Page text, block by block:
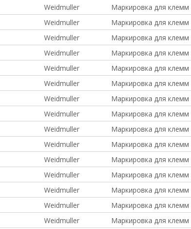
Weidmuller Маркировка для клемм
Weidmuller Маркировка для клемм
Weidmuller Маркировка для клемм
Weidmuller Маркировка для клемм
Weidmuller Маркировка для клемм
Weidmuller Маркировка для клемм
Weidmuller Маркировка для клемм
Weidmuller Маркировка для клемм
Weidmuller Маркировка для клемм
Weidmuller Маркировка для клемм
Weidmuller Маркировка для клемм
Weidmuller Маркировка для клемм
Weidmuller Маркировка для клемм
Weidmuller Маркировка для клемм
Weidmuller Маркировка для клемм